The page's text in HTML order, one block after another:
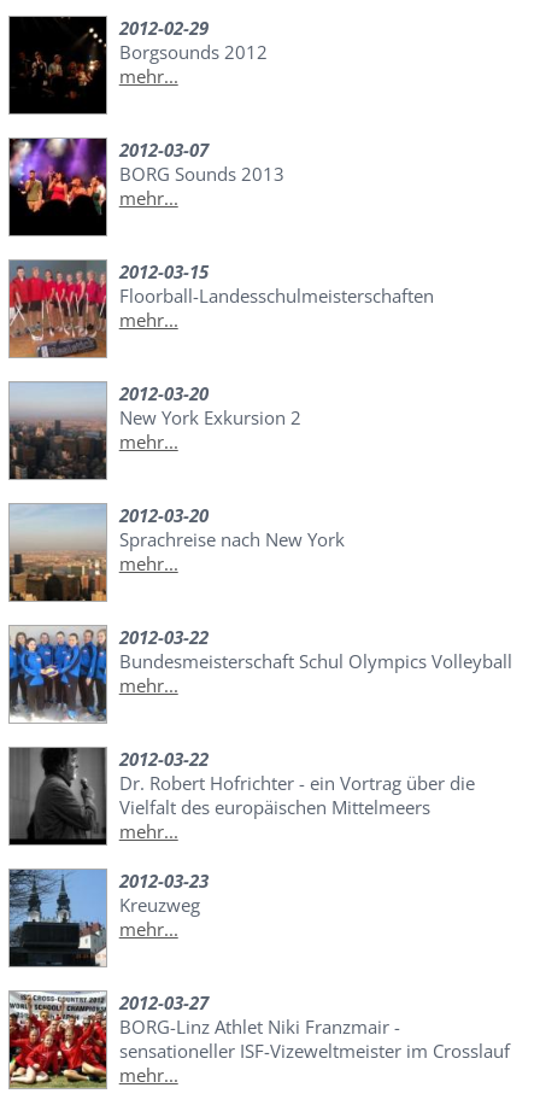
2012-02-29
Borgsounds 2012
mehr...
2012-03-07
BORG Sounds 2013
mehr...
2012-03-15
Floorball-Landesschulmeisterschaften
mehr...
2012-03-20
New York Exkursion 2
mehr...
2012-03-20
Sprachreise nach New York
mehr...
2012-03-22
Bundesmeisterschaft Schul Olympics Volleyball
mehr...
2012-03-22
Dr. Robert Hofrichter - ein Vortrag über die
Vielfalt des europäischen Mittelmeers
mehr...
2012-03-23
Kreuzweg
mehr...
2012-03-27
BORG-Linz Athlet Niki Franzmair -
sensationeller ISF-Vizeweltmeister im Crosslauf
mehr...